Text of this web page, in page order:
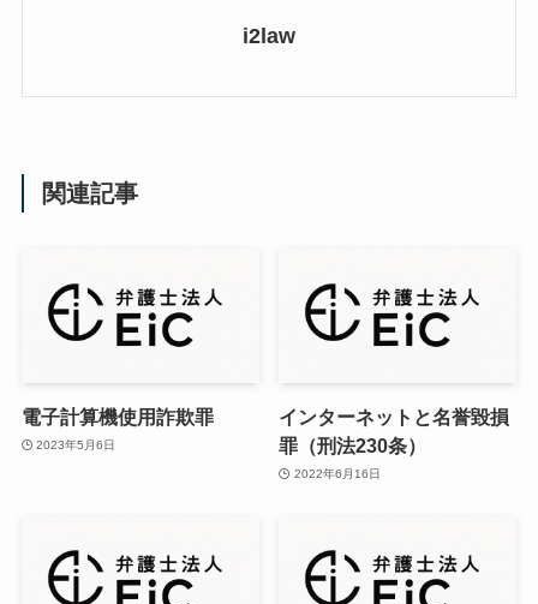
i2law
関連記事
電子計算機使用詐欺罪
2023年5月6日
インターネットと名誉毀損
罪（刑法230条）
2022年6月16日